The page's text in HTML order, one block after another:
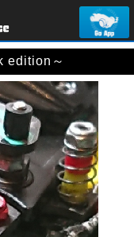
edition～